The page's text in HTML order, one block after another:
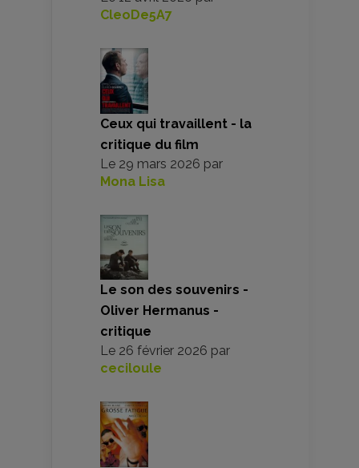
CleoDe5A7
Ceux qui travaillent - la
critique du film
Le 29 mars 2026 par
Mona Lisa
Le son des souvenirs -
Oliver Hermanus -
critique
Le 26 février 2026 par
ceciloule